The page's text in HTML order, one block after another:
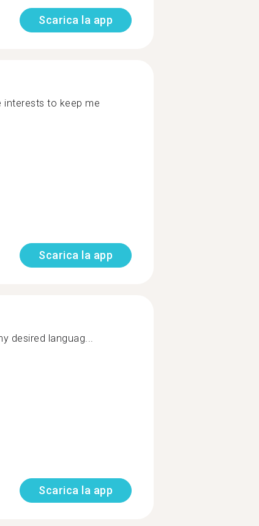
Scarica la app
interests to keep me
Scarica la app
desired languag...
Scarica la app